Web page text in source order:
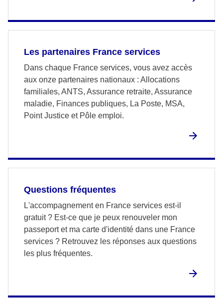
Les partenaires France services
Dans chaque France services, vous avez accès
aux onze partenaires nationaux : Allocations
familiales, ANTS, Assurance retraite, Assurance
maladie, Finances publiques, La Poste, MSA,
Point Justice et Pôle emploi.
Questions fréquentes
L'accompagnement en France services est-il
gratuit ? Est-ce que je peux renouveler mon
passeport et ma carte d'identité dans une France
services ? Retrouvez les réponses aux questions
les plus fréquentes.